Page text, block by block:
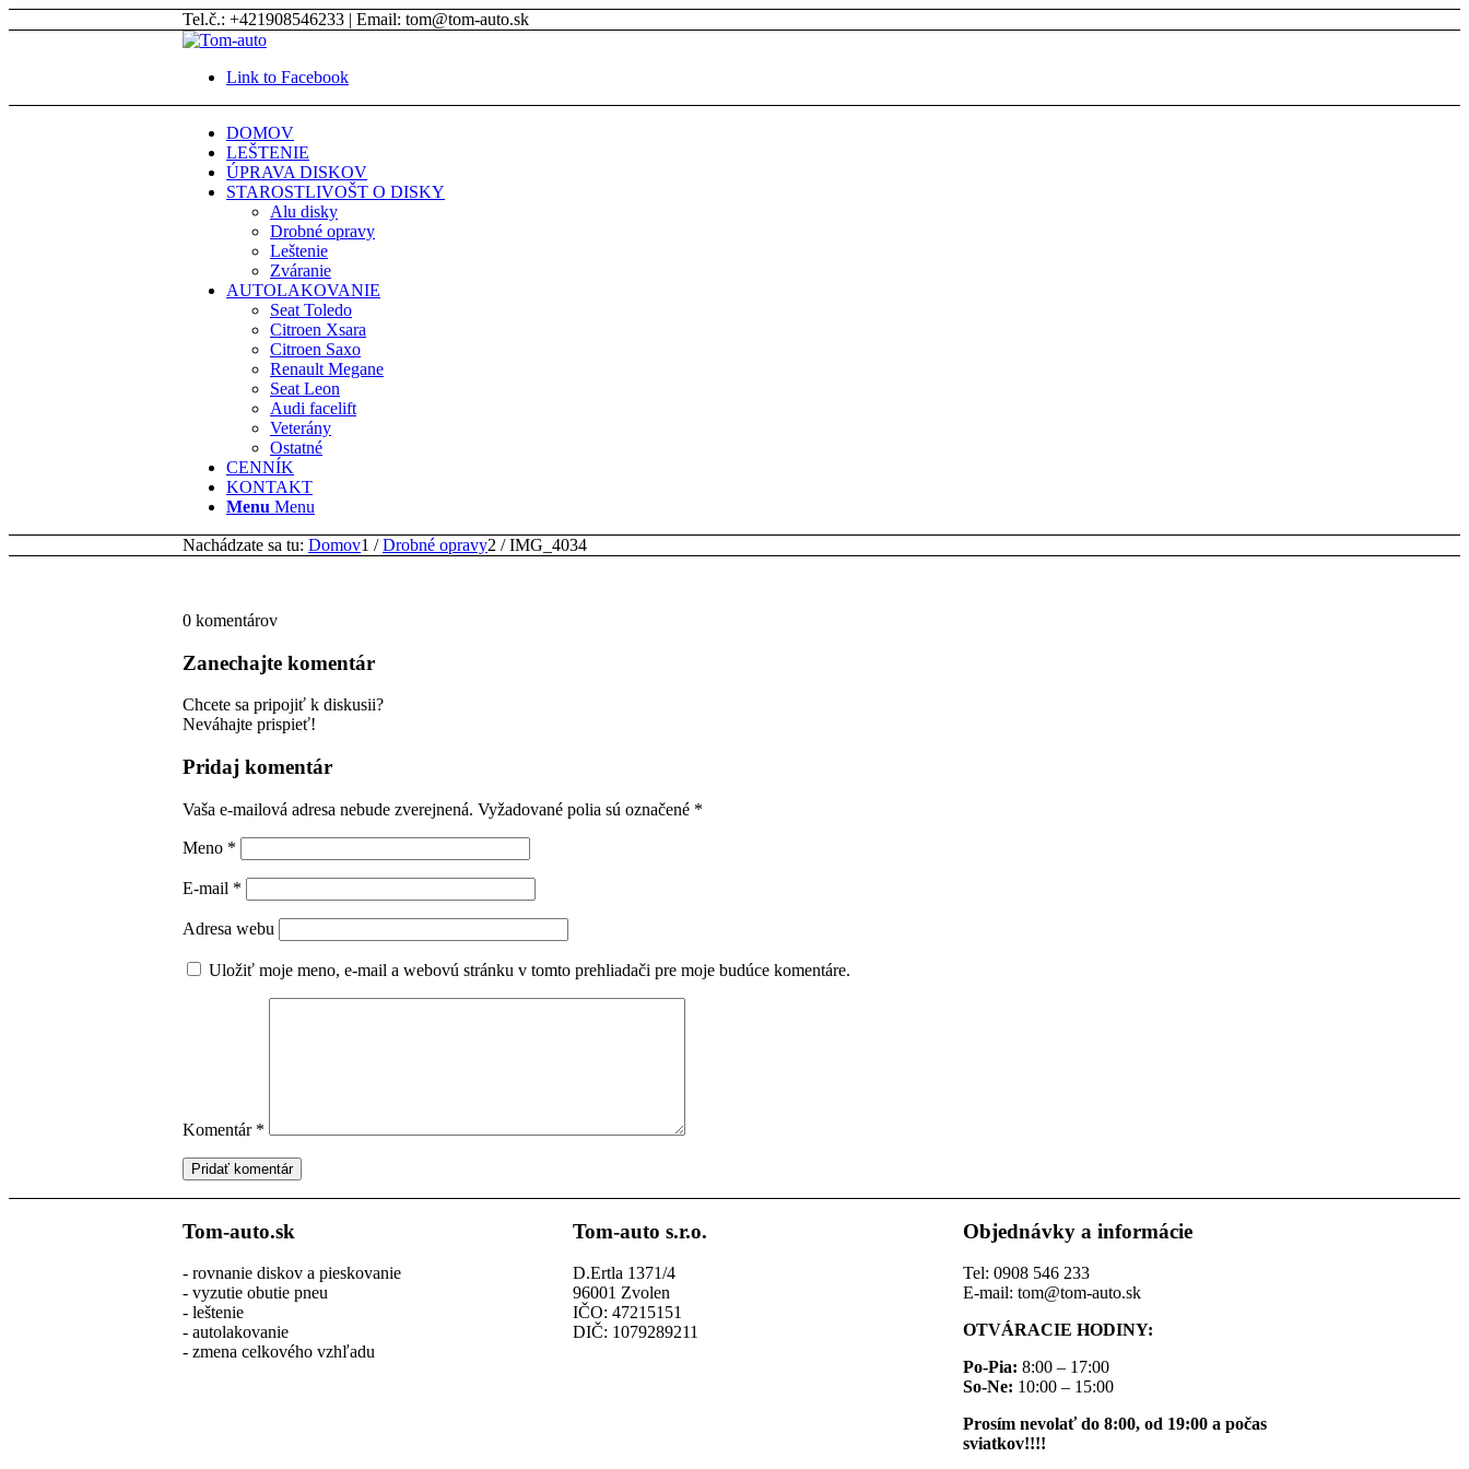
Tel.č.: +421908546233 | Email: tom@tom-auto.sk
Link to Facebook
DOMOV
LEŠTENIE
ÚPRAVA DISKOV
STAROSTLIVOŠT O DISKY
Alu disky
Drobné opravy
Leštenie
Zváranie
AUTOLAKOVANIE
Seat Toledo
Citroen Xsara
Citroen Saxo
Renault Megane
Seat Leon
Audi facelift
Veterány
Ostatné
CENNÍK
KONTAKT
Menu Menu
Nachádzate sa tu: Domov1 / Drobné opravy2 / IMG_4034
0 komentárov
Zanechajte komentár
Chcete sa pripojiť k diskusii?
Neváhajte prispieť!
Pridaj komentár
Vaša e-mailová adresa nebude zverejnená. Vyžadované polia sú označené *
Meno *
E-mail *
Adresa webu
Uložiť moje meno, e-mail a webovú stránku v tomto prehliadači pre moje budúce komentáre.
Komentár *
Tom-auto.sk
- rovnanie diskov a pieskovanie
- vyzutie obutie pneu
- leštenie
- autolakovanie
- zmena celkového vzhľadu
Tom-auto s.r.o.
D.Ertla 1371/4
96001 Zvolen
IČO: 47215151
DIČ: 1079289211
Objednávky a informácie
Tel: 0908 546 233
E-mail: tom@tom-auto.sk
OTVÁRACIE HODINY:
Po-Pia: 8:00 – 17:00
So-Ne: 10:00 – 15:00
Prosím nevolať do 8:00, od 19:00 a počas
sviatkov!!!!